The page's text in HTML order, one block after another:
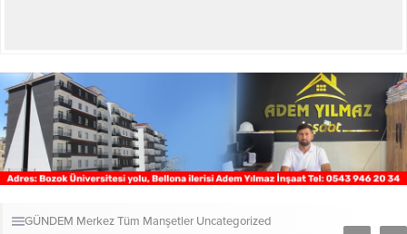
GÜNDEM MerkezTüm Manşetler Uncategorized